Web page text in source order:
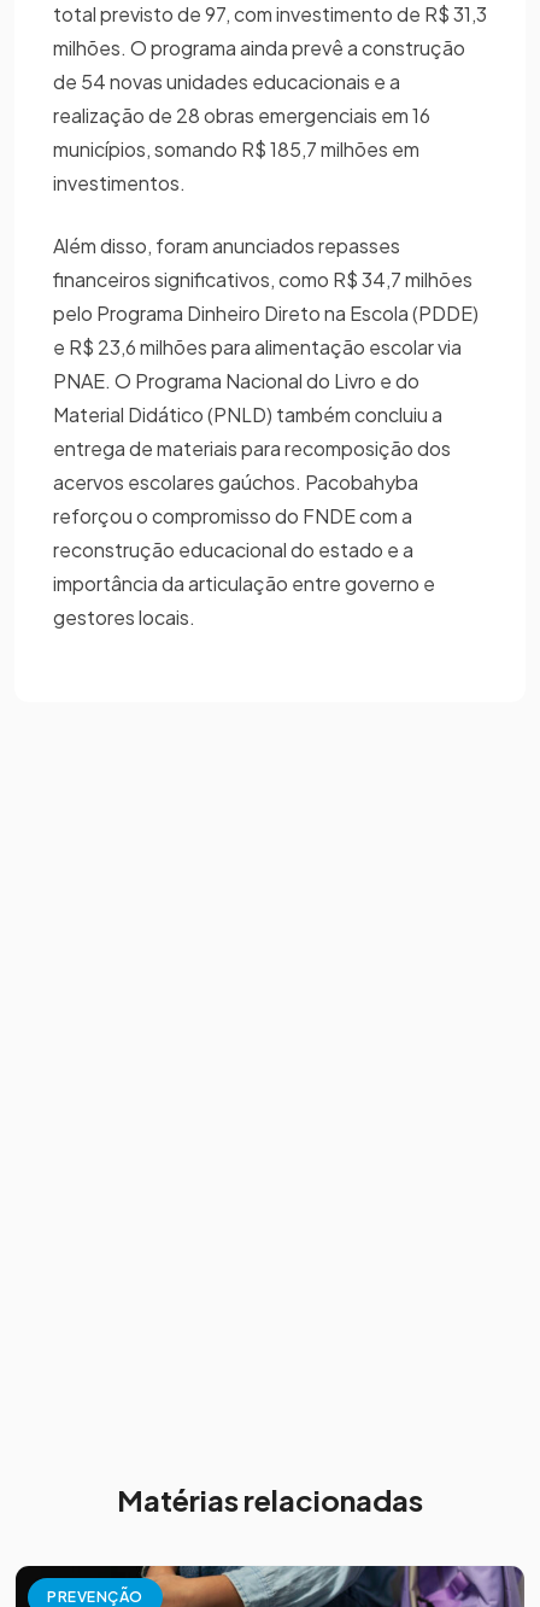
total previsto de 97, com investimento de R$ 31,3
milhões. O programa ainda prevê a construção
de 54 novas unidades educacionais e a
realização de 28 obras emergenciais em 16
municípios, somando R$ 185,7 milhões em
investimentos.
Além disso, foram anunciados repasses
financeiros significativos, como R$ 34,7 milhões
pelo Programa Dinheiro Direto na Escola (PDDE)
e R$ 23,6 milhões para alimentação escolar via
PNAE. O Programa Nacional do Livro e do
Material Didático (PNLD) também concluiu a
entrega de materiais para recomposição dos
acervos escolares gaúchos. Pacobahyba
reforçou o compromisso do FNDE com a
reconstrução educacional do estado e a
importância da articulação entre governo e
gestores locais.
Matérias relacionadas
PREVENÇÃO